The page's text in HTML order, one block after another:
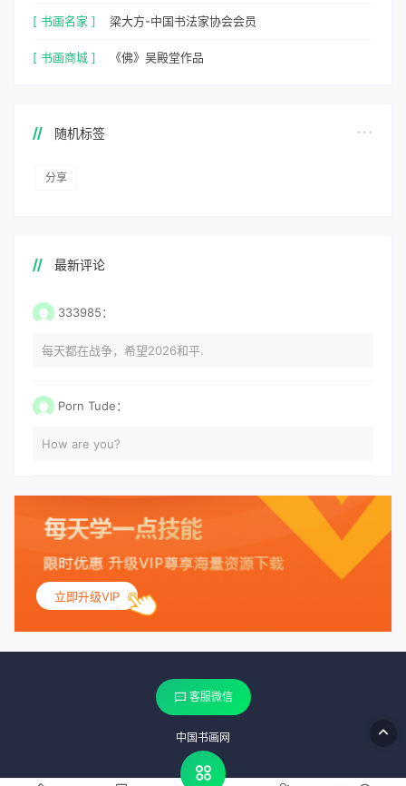
[ 书画名家 ] 梁大方-中国书法家协会会员
[ 书画商城 ] 《佛》吴殿堂作品
随机标签
分享
最新评论
333985：
每天都在战争，希望2026和平.
Porn Tude：
How are you?
立即升级VIP
客服微信
中国书画网